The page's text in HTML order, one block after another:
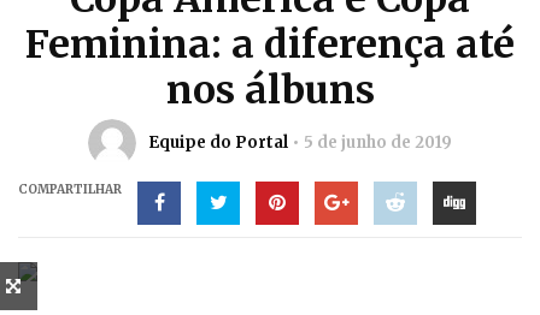
Feminina: a diferença até
nos álbuns
Equipe do Portal 5 de junho de 2019
COMPARTILHAR